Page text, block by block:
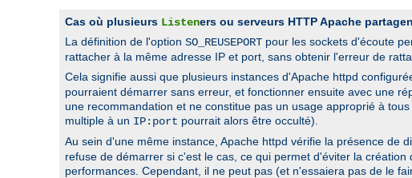
Cas où plusieurs Listeners ou serveurs HTTP Apache
La définition de l'option SO_REUSEPORT pour les sockets d'écoute
rattacher à la même adresse IP et port, sans obtenir l'erreur de
Cela signifie aussi que plusieurs instances d'Apache httpd
pourraient démarrer sans erreur, et fonctionner ensuite avec une
une recommandation et ne constitue pas un usage approprié à
multiple à un IP:port pourrait alors être occulté).
Au sein d'une même instance, Apache httpd vérifie la présence de
refuse de démarrer si c'est le cas, ce qui permet d'éviter la
performances. Cependant, il ne peut pas (et n'essaiera pas de le